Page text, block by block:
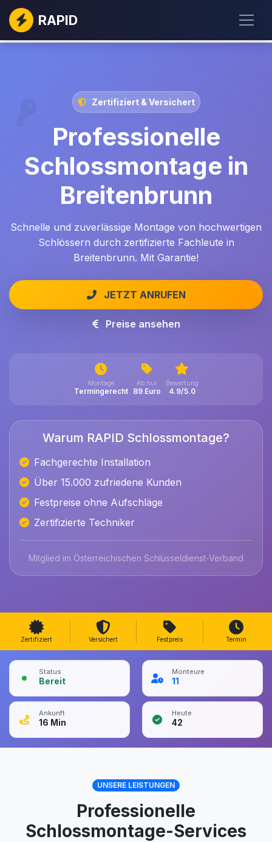
RAPID
Zertifiziert & Versichert
Professionelle
Schlossmontage in
Breitenbrunn
Schnelle und zuverlässige Montage von hochwertigen
Schlössern durch zertifizierte Fachleute in
Breitenbrunn. Mit Garantie!
JETZT ANRUFEN
Preise ansehen
Montage
Termingerecht
Ab nur
89 Euro
Bewertung
4.9/5.0
Warum RAPID Schlossmontage?
Fachgerechte Installation
Über 15.000 zufriedene Kunden
Festpreise ohne Aufschläge
Zertifizierte Techniker
Mitglied im Österreichischen Schlüsseldienst-Verband
Zertifiziert Versichert Festpreis Termin
Status
Bereit
Monteure
11
Ankunft
16 Min
Heute
42
UNSERE LEISTUNGEN
Professionelle
Schlossmontage-Services